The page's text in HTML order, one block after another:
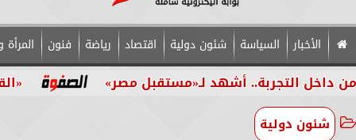
الأخبار السياسة شئون دولية اقتصاد رياضة فنون
«القومي أشهد لـ«مستقبل مصر»
شئون دولية